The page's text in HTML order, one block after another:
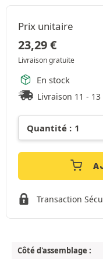
Prix unitaire
23,29€
Livraison gratuite
En stock
Livraison 11 -
Transaction
Côté d'assemblage :